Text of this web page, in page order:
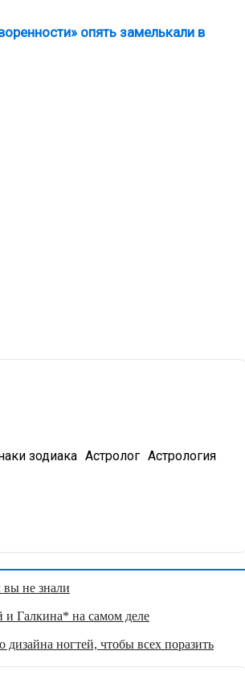
опять замелькали в
зодиака Астролог Астрология
вы не знали
и Галкина* на самом деле
ногтей, чтобы всех поразить